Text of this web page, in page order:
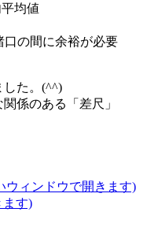
均値
の間に余裕が必要
した。(^^)
係のある「差尺」
ウィンドウで開きます)
ます)